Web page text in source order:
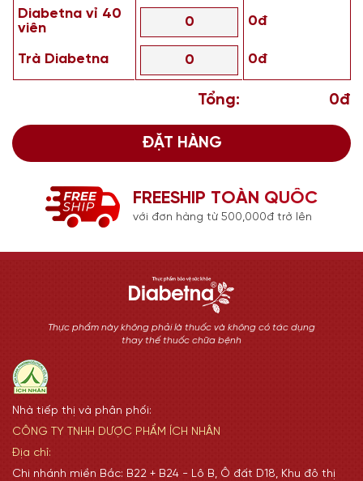
Diabetna vỉ 40
viên
Trà Diabetna
0đ
0đ
FREESHIP TOÀN QUỐC
với đơn hàng từ 500,000đ trở lên
Tổng: 0đ
ĐẶT HÀNG
Thực phẩm này không phải là thuốc và không có tác dụng
thay thế thuốc chữa bệnh
Nhà tiếp thị và phân phối:
CÔNG TY TNHH DƯỢC PHẨM ÍCH NHÂN
Địa chỉ:
Chi nhánh miền Bắc: B22 + B24 - Lô B, Ô đất D18, Khu đô thị